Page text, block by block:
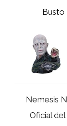
Busto
Nemesis
Oficial